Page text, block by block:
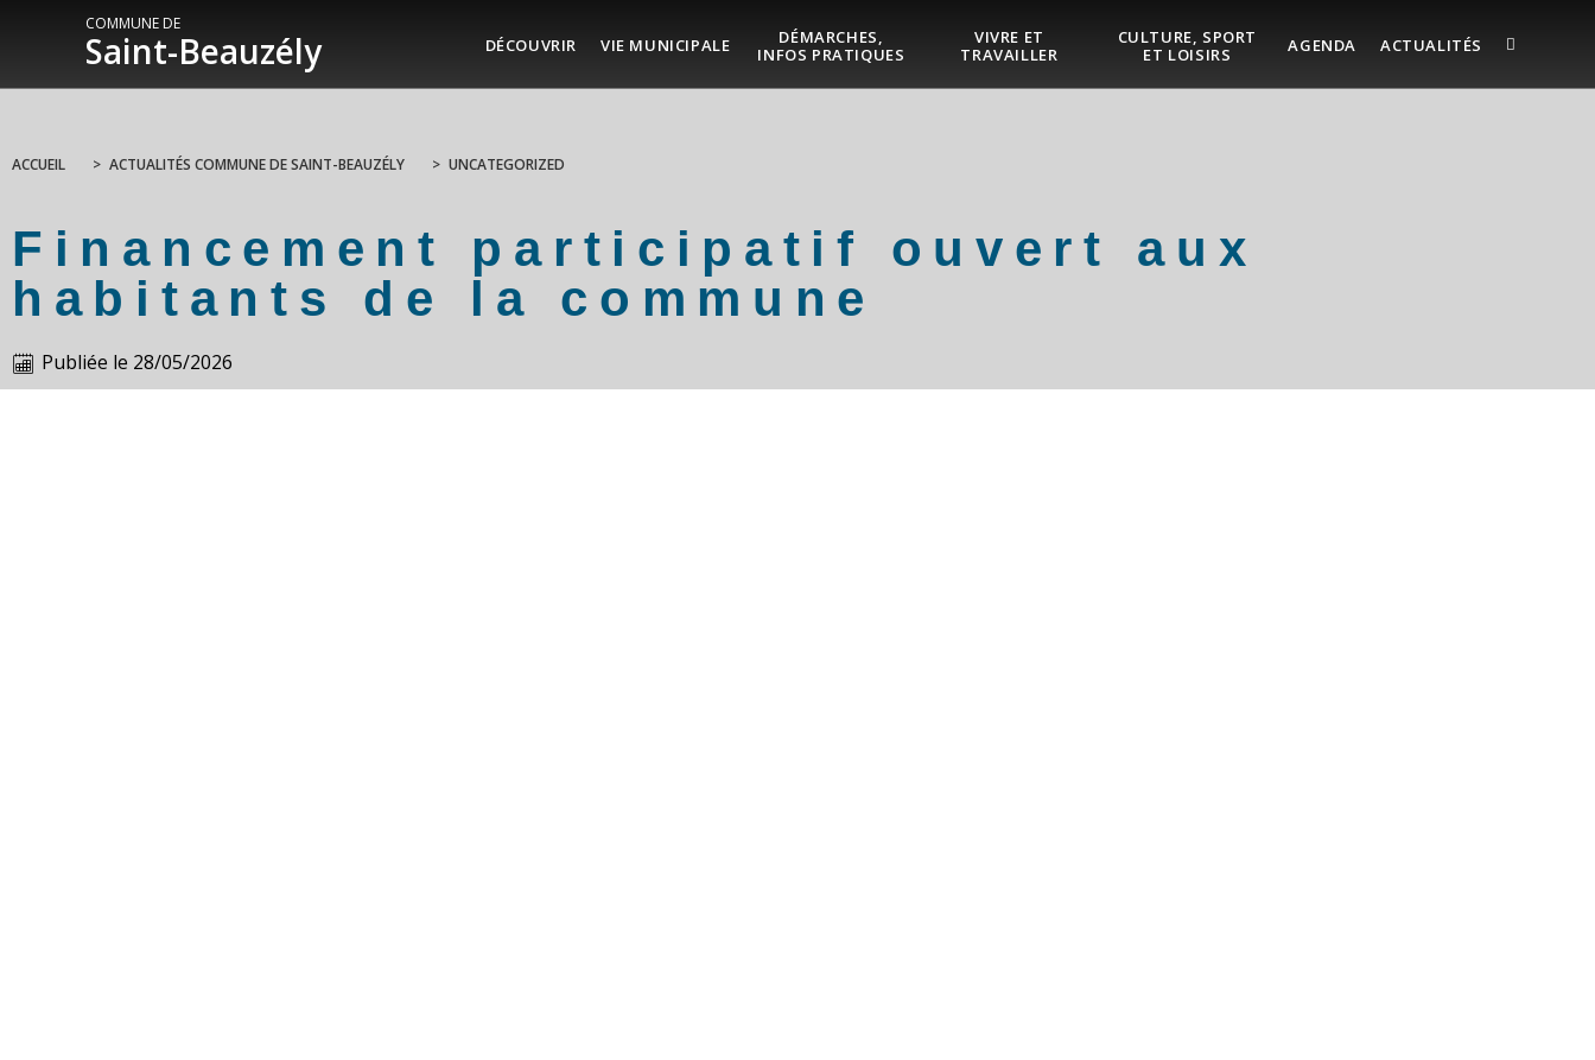
COMMUNE DE
Saint-Beauzély DÉCOUVRIR VIE MUNICIPALE
DÉMARCHES,
INFOS PRATIQUES
VIVRE ET
TRAVAILLER
CULTURE, SPORT
ET LOISIRS
AGENDA ACTUALITÉS
ACCUEIL > ACTUALITÉS COMMUNE DE SAINT-BEAUZÉLY > UNCATEGORIZED
Financement participatif ouvert aux
habitants de la commune
Publiée le 28/05/2026